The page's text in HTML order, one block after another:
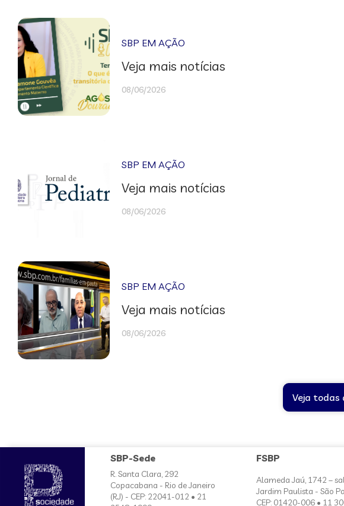
SBP EM AÇÃO
Veja mais notícias
08/06/2026
SBP EM AÇÃO
Veja mais notícias
08/06/2026
SBP EM AÇÃO
Veja mais notícias
08/06/2026
Veja todas
SBP-Sede
R. Santa Clara, 292
Copacabana - Rio de Janeiro
(RJ) - CEP: 22041-012 • 21
FSBP
Alameda Jaú, 1742 –
Jardim Paulista - São
CEP: 01420-006 • 11